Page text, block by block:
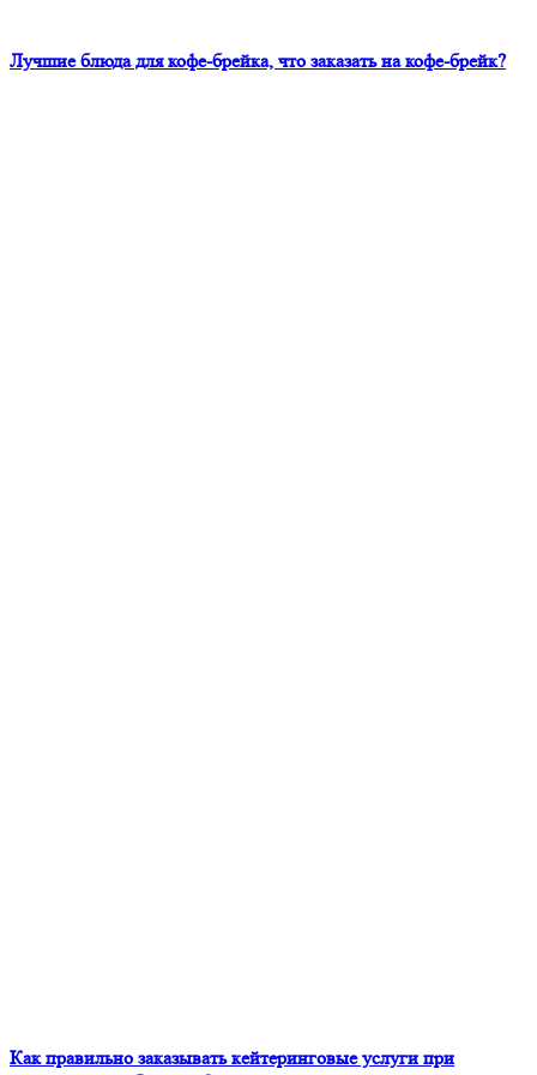
Лучшие блюда для кофе-брейка, что заказать на кофе-брейк?
Как правильно заказывать кейтеринговые услуги при